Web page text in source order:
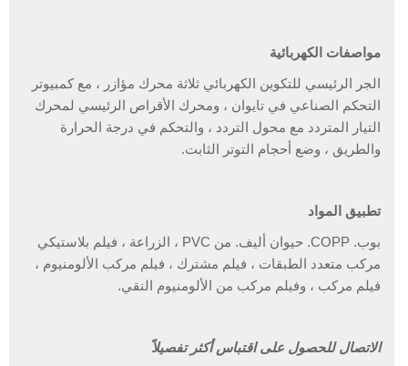
مواصفات الكهربائية
الجر الرئيسي للتكوين الكهربائي ثلاثة محرك مؤازر ، مع كمبيوتر
التحكم الصناعي في تايوان ، ومحرك الأقراص الرئيسي لمحرك
التيار المتردد مع محول التردد ، والتحكم في درجة الحرارة
والطريق ، وضع أحجام التوتر الثابت.
تطبيق المواد
بوب. COPP. حيوان أليف. من PVC ، الزراعة ، فيلم بلاستيكي
مركب متعدد الطبقات ، فيلم مشترك ، فيلم مركب الألومنيوم ،
فيلم مركب ، وفيلم مركب من الألومنيوم النقي.
الاتصال للحصول على اقتباس أكثر تفصيلاً